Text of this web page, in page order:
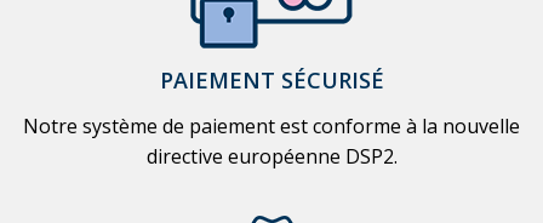
PAIEMENT SÉCURISÉ
Notre système de paiement est conforme à la nouvelle
directive européenne DSP2.